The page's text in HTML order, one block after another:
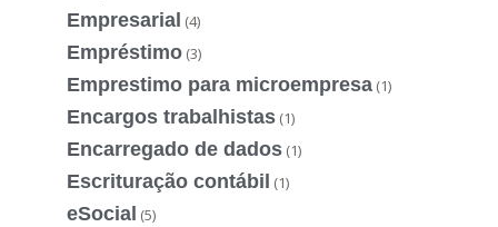
Empresarial (4)
Empréstimo (3)
Emprestimo para microempresa (1)
Encargos trabalhistas (1)
Encarregado de dados (1)
Escrituração contábil (1)
eSocial (5)